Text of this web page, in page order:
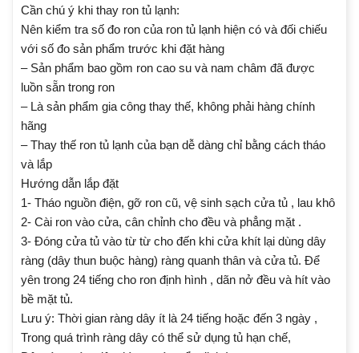
Cần chú ý khi thay ron tủ lạnh:
Nên kiểm tra số đo ron của ron tủ lạnh hiện có và đối chiếu
với số đo sản phẩm trước khi đặt hàng
– Sản phẩm bao gồm ron cao su và nam châm đã được
luồn sẵn trong ron
– Là sản phẩm gia công thay thế, không phải hàng chính
hãng
– Thay thế ron tủ lạnh của bạn dễ dàng chỉ bằng cách tháo
và lắp
Hướng dẫn lắp đặt
1- Tháo nguồn điện, gỡ ron cũ, vệ sinh sạch cửa tủ , lau khô
2- Cài ron vào cửa, cân chỉnh cho đều và phẳng mặt .
3- Đóng cửa tủ vào từ từ cho đến khi cửa khít lại dùng dây
ràng (dây thun buộc hàng) ràng quanh thân và cửa tủ. Để
yên trong 24 tiếng cho ron định hình , dãn nở đều và hít vào
bề mặt tủ.
Lưu ý: Thời gian ràng dây ít là 24 tiếng hoặc đến 3 ngày ,
Trong quá trình ràng dây có thể sử dụng tủ hạn chế,